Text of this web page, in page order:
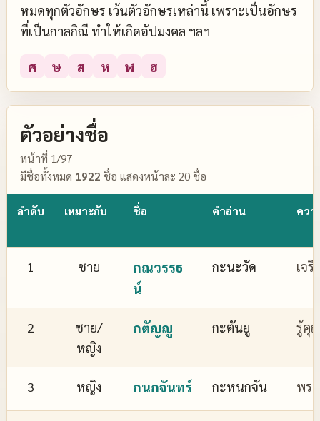
หมดทุกตัวอักษร เว้นตัวอักษรเหล่านี้ เพราะเป็นอักษร
ที่เป็นกาลกิณี ทำให้เกิดอัปมงคล ฯลฯ
ศ ษ ส ห ฬ ฮ
ตัวอย่างชื่อ
หน้าที่ 1/97
มีชื่อทั้งหมด 1922 ชื่อ แสดงหน้าละ 20 ชื่อ
ลำดับ เหมาะกับ ชื่อ คำอ่าน คว
1 ชาย
กณวรรธ
น์
กะนะวัด เจ
2
ชาย/
หญิง
กตัญญู กะตันยู รู้คุ
3 หญิง กนกจันทร์ กะหนกจัน พร